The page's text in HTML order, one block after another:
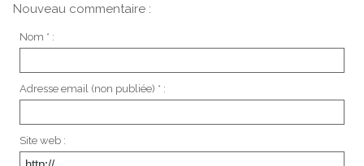
Nouveau commentaire :
Nom * :
Adresse email (non publiée) * :
Site web :